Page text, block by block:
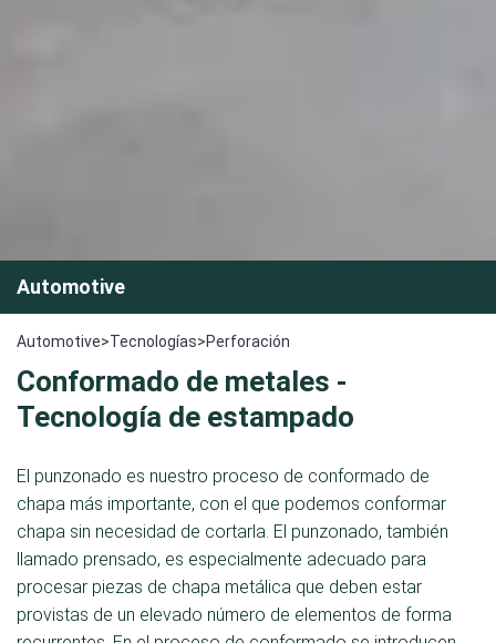
Automotive
Automotive>Tecnologías>Perforación
Conformado de metales -
Tecnología de estampado
El punzonado es nuestro proceso de conformado de
chapa más importante, con el que podemos conformar
chapa sin necesidad de cortarla. El punzonado, también
llamado prensado, es especialmente adecuado para
procesar piezas de chapa metálica que deben estar
provistas de un elevado número de elementos de forma